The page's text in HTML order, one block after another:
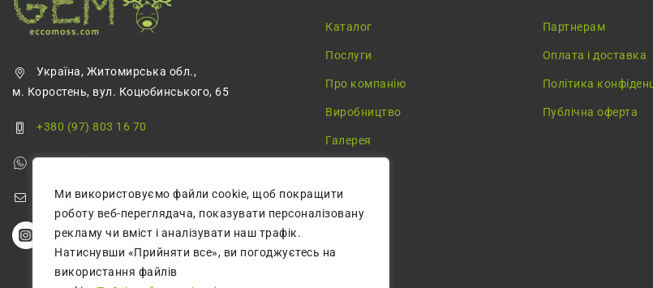
Ми використовуємо файли cookie, щоб покращити
роботу веб-переглядача, показувати персоналізовану
рекламу чи вміст і аналізувати наш трафік.
Натиснувши «Прийняти все», ви погоджуєтесь на
використання файлів
Україна, Житомирська обл.,
м. Коростень, вул. Коцюбинського, 65
+380 (97) 803 16 70
+380 (68) 355 68 57
greenmossecco@gmail.com
Каталог
Послуги
Про компанію
Виробництво
Галерея
Партнерам
Оплата і доставка
Політика
Публічна оферта